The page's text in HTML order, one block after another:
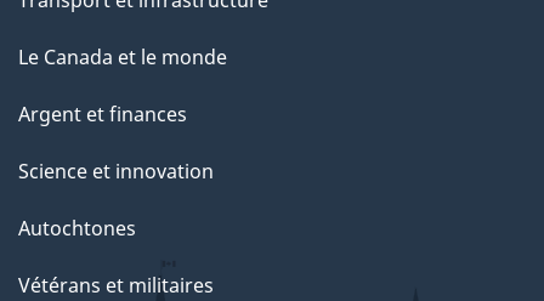
Le Canada et le monde
Argent et finances
Science et innovation
Autochtones
Vétérans et militaires